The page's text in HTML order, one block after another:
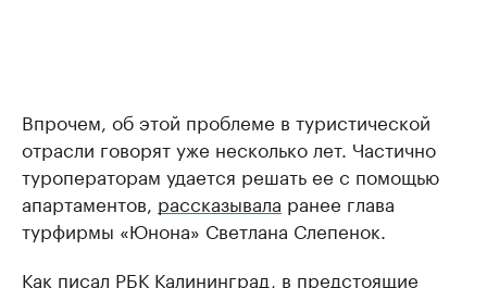
Впрочем, об этой проблеме в туристической
отрасли говорят уже несколько лет. Частично
туроператорам удается решать ее с помощью
апартаментов, рассказывала ранее глава
турфирмы «Юнона» Светлана Слепенок.
Как писал РБК Калининград, в предстоящие